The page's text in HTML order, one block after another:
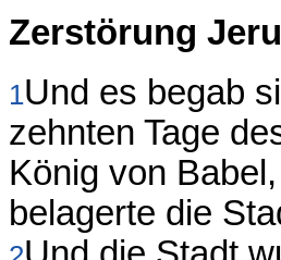
Zerstörung
1Und es begab
zehnten Tage
König von
belagerte die